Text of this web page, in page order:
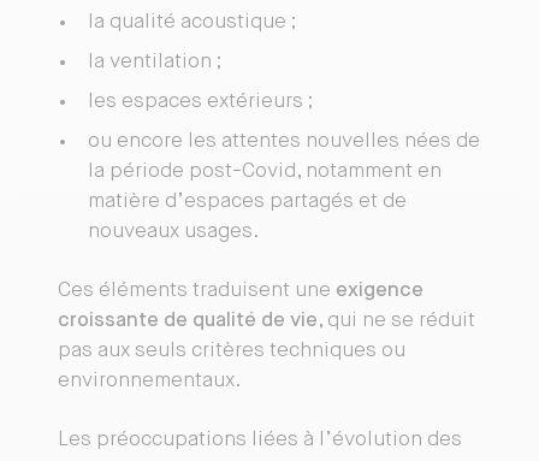
la qualité acoustique ;
la ventilation ;
les espaces extérieurs ;
ou encore les attentes nouvelles nées de
la période post-Covid, notamment en
matière d’espaces partagés et de
nouveaux usages.
Ces éléments traduisent une exigence
croissante de qualité de vie, qui ne se réduit
pas aux seuls critères techniques ou
environnementaux.
Les préoccupations liées à l’évolution des